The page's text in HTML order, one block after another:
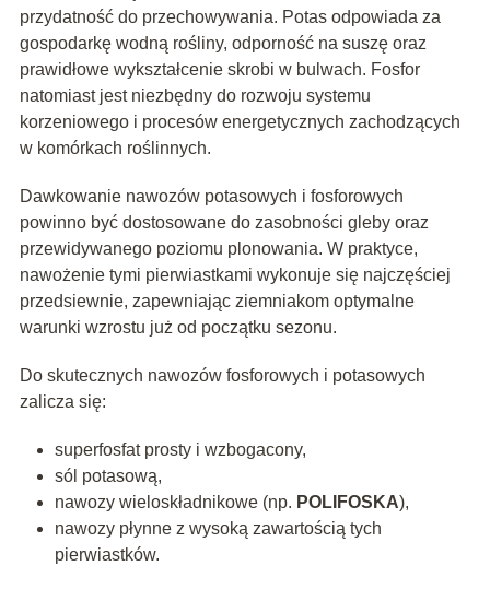
przydatność do przechowywania. Potas odpowiada za
gospodarkę wodną rośliny, odporność na suszę oraz
prawidłowe wykształcenie skrobi w bulwach. Fosfor
natomiast jest niezbędny do rozwoju systemu
korzeniowego i procesów energetycznych zachodzących
w komórkach roślinnych.
Dawkowanie nawozów potasowych i fosforowych
powinno być dostosowane do zasobności gleby oraz
przewidywanego poziomu plonowania. W praktyce,
nawożenie tymi pierwiastkami wykonuje się najczęściej
przedsiewnie, zapewniając ziemniakom optymalne
warunki wzrostu już od początku sezonu.
Do skutecznych nawozów fosforowych i potasowych
zalicza się:
superfosfat prosty i wzbogacony,
sól potasową,
nawozy wieloskładnikowe (np. POLIFOSKA),
nawozy płynne z wysoką zawartością tych
pierwiastków.